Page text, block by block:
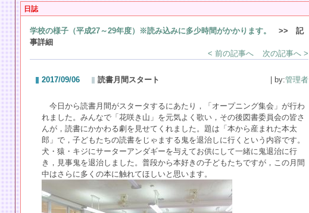
日誌
学校の様子（平成27～29年度）※読み込みに多少時間がかかります。
>> 記
事詳細
< 前の記事へ
次の記事へ >
2017/09/06 読書月間スタート | by:管理者
今日から読書月間がスタータするにあたり，「オープニング集会」が行わ
れました。みんなで「花咲き山」を元気よく歌い，その後図書委員会の皆さ
んが，読書にかかわる劇を見せてくれました。題は「本から産まれた本太
郎」で，子どもたちの読書をじゃまする鬼を退治しに行くという内容です。
犬・猿・キジにサーターアンダギーを与えてお供にして一緒に鬼退治に行
き，見事鬼を退治しました。普段から本好きの子どもたちですが，この月間
中はさらに多くの本に触れてほしいと思います。